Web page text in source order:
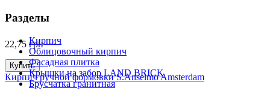
22,75 грн
Купить
Кирпич ручной формовки S.Anselmo Amsterdam
Разделы
Кирпич
Облицовочный кирпич
Фасадная плитка
Крышки на забор LAND BRICK
Брусчатка гранитная